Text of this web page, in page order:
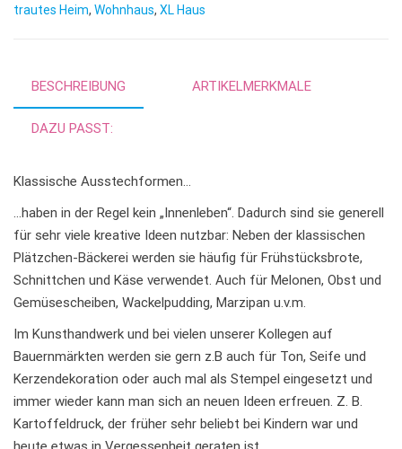
:
trautes Heim, Wohnhaus, XL Haus
BESCHREIBUNG ARTIKELMERKMALE
DAZU PASST:
Klassische Ausstechformen…
…haben in der Regel kein „Innenleben“. Dadurch sind sie generell
für sehr viele kreative Ideen nutzbar: Neben der klassischen
Plätzchen-Bäckerei werden sie häufig für Frühstücksbrote,
Schnittchen und Käse verwendet. Auch für Melonen, Obst und
Gemüsescheiben, Wackelpudding, Marzipan u.v.m.
Im Kunsthandwerk und bei vielen unserer Kollegen auf
Bauernmärkten werden sie gern z.B auch für Ton, Seife und
Kerzendekoration oder auch mal als Stempel eingesetzt und
immer wieder kann man sich an neuen Ideen erfreuen. Z. B.
Kartoffeldruck, der früher sehr beliebt bei Kindern war und